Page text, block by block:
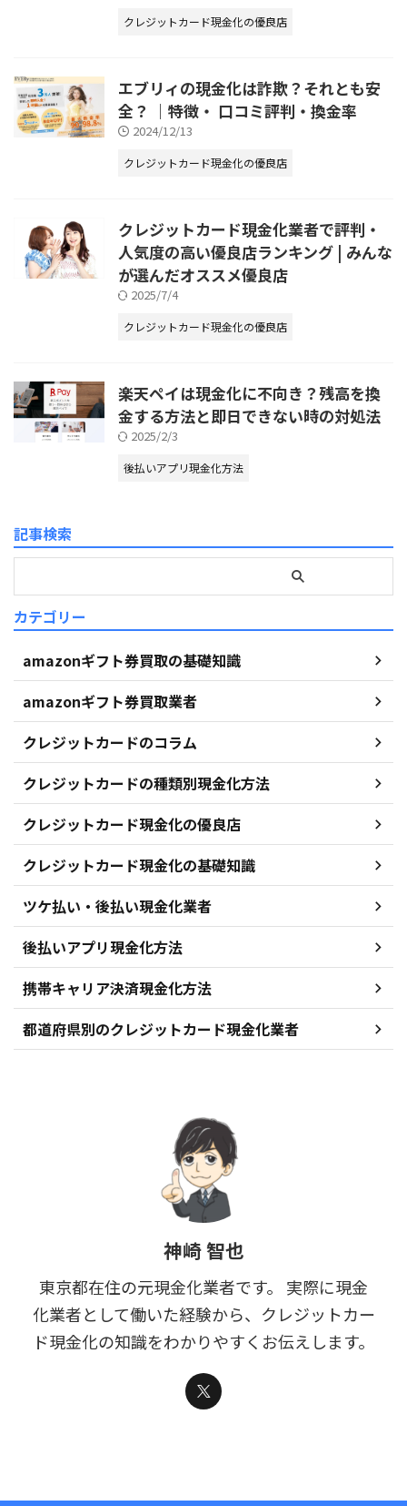
クレジットカード現金化の優良店
エブリィの現金化は詐欺？それとも安
全？ ｜特徴・ 口コミ評判・換金率
2024/12/13
クレジットカード現金化の優良店
クレジットカード現金化業者で評判・
人気度の高い優良店ランキング | みんな
が選んだオススメ優良店
2025/7/4
クレジットカード現金化の優良店
楽天ペイは現金化に不向き？残高を換
金する方法と即日できない時の対処法
2025/2/3
後払いアプリ現金化方法
記事検索
カテゴリー
amazonギフト券買取の基礎知識
amazonギフト券買取業者
クレジットカードのコラム
クレジットカードの種類別現金化方法
クレジットカード現金化の優良店
クレジットカード現金化の基礎知識
ツケ払い・後払い現金化業者
後払いアプリ現金化方法
携帯キャリア決済現金化方法
都道府県別のクレジットカード現金化業者
神崎 智也
東京都在住の元現金化業者です。 実際に現金
化業者として働いた経験から、クレジットカー
ド現金化の知識をわかりやすくお伝えします。